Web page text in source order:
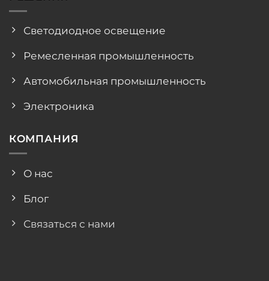
Светодиодное освещение
Ремесленная промышленность
Автомобильная промышленность
Электроника
КОМПАНИЯ
О нас
Блог
Связаться с нами